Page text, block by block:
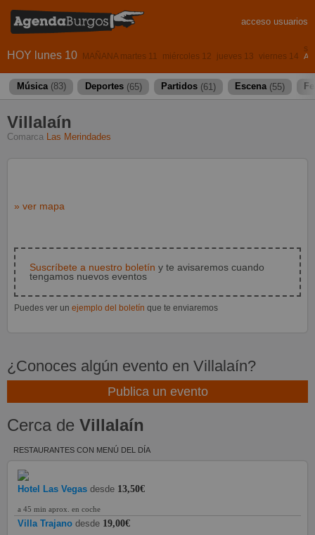
acceso usuarios
HOY lunes 10 MAÑANA martes 11 miércoles 12 jueves 13 viernes 14
Música (83) Deportes (65) Partidos (61) Escena (55)
Villalaín
Comarca Las Merindades
» ver mapa
Suscríbete a nuestro boletín y te avisaremos cuando
tengamos nuevos eventos
Puedes ver un ejemplo del boletín que te enviaremos
¿Conoces algún evento en Villalaín?
Publica un evento
Cerca de Villalaín
RESTAURANTES CON MENÚ DEL DÍA
Hotel Las Vegas desde 13,50€
a 45 min aprox. en coche
Villa Trajano desde 19,00€